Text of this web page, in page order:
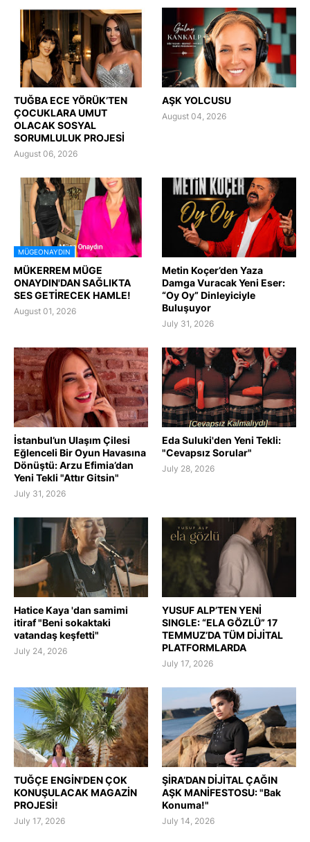
TUĞBA ECE YÖRÜK’TEN
ÇOCUKLARA UMUT
OLACAK SOSYAL
SORUMLULUK PROJESİ
August 06, 2026
AŞK YOLCUSU
August 04, 2026
MÜGEONAYDIN
MÜKERREM MÜGE
ONAYDIN'DAN SAĞLIKTA
SES GETİRECEK HAMLE!
August 01, 2026
Metin Koçer’den Yaza
Damga Vuracak Yeni Eser:
“Oy Oy” Dinleyiciyle
Buluşuyor
July 31, 2026
İstanbul’un Ulaşım Çilesi
Eğlenceli Bir Oyun Havasına
Dönüştü: Arzu Efimia’dan
Yeni Tekli "Attır Gitsin"
July 31, 2026
Eda Suluki'den Yeni Tekli:
"Cevapsız Sorular"
July 28, 2026
Hatice Kaya 'dan samimi
itiraf "Beni sokaktaki
vatandaş keşfetti"
July 24, 2026
YUSUF ALP’TEN YENİ
SINGLE: “ELA GÖZLÜ” 17
TEMMUZ’DA TÜM DİJİTAL
PLATFORMLARDA
July 17, 2026
TUĞÇE ENGİN'DEN ÇOK
KONUŞULACAK MAGAZİN
PROJESİ!
July 17, 2026
ŞİRA’DAN DİJİTAL ÇAĞIN
AŞK MANİFESTOSU: "Bak
Konuma!"
July 14, 2026